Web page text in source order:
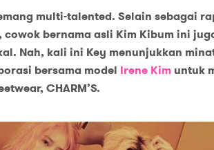
multi-talented. Selain sebagai
cowok bernama asli Kim Kibum ini
al. Nah, kali ini Key menunjukkan
bersama model Irene Kim untuk
CHARM’S.